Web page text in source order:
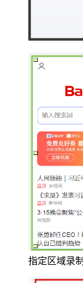
指定区域录制